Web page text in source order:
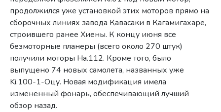
продолжился уже установкой этих моторов прямо на
сборочных линиях завода Кавасаки в Кагамигахаре,
строившего ранее Хиены. К концу июня все
безмоторные планеры (всего около 270 штук)
получили моторы Ha.112. Кроме того, было
выпущено 74 новых самолета, названных уже
Ki.100-1-Оцу. Новая модификация имела
измененный фонарь, обеспечивающий лучший
обзор назад.